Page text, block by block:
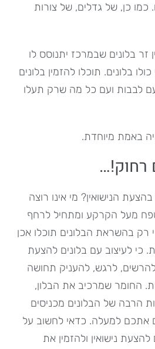
כן, של גדלים, של צורות
זר בלונים שבמרכז יתנוסס לו
בלונים. תוכלו להזמין בלונים
עם לבבות ועם כל מה שרק תעלו
באמת מיוחדת.
רחוק!…
הנישואין? מי אינו רוצה
מעל הקרקע ומתחיל לרחף
רק בהשראת הבלונים תוכלו אכן
כי לעיצוב עם בלונים להצעת
להרשים, לרגש, להעניק תחושה
החומר שמרכיב את הבלון,
הרבה של הבלונים מכניסים
אתכם למעלה. כדאי לחשוב על
להצעת נישואין ולהזמין את